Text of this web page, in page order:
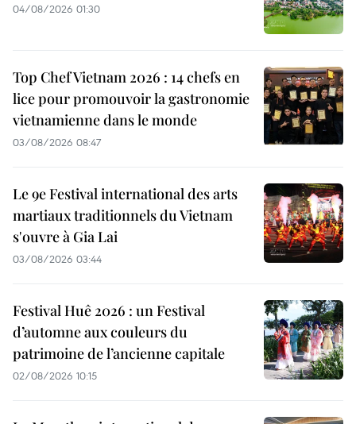
04/08/2026 01:30
Top Chef Vietnam 2026 : 14 chefs en
lice pour promouvoir la gastronomie
vietnamienne dans le monde
03/08/2026 08:47
Le 9e Festival international des arts
martiaux traditionnels du Vietnam
s'ouvre à Gia Lai
03/08/2026 03:44
Festival Huê 2026 : un Festival
d’automne aux couleurs du
patrimoine de l’ancienne capitale
02/08/2026 10:15